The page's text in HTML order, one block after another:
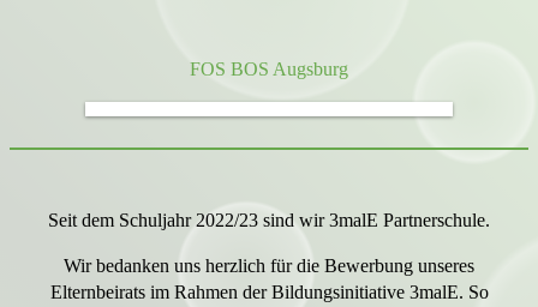
FOS BOS Augsburg
Seit dem Schuljahr 2022/23 sind wir 3malE Partnerschule.
Wir bedanken uns herzlich für die Bewerbung unseres
Elternbeirats im Rahmen der Bildungsinitiative 3malE. So